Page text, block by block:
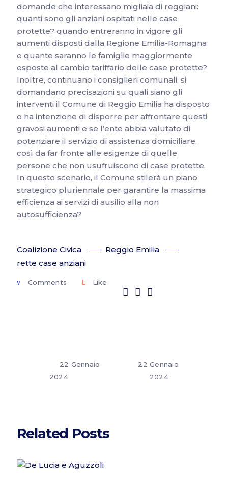
domande che interessano migliaia di reggiani:
quanti sono gli anziani ospitati nelle case
protette? quando entreranno in vigore gli
aumenti disposti dalla Regione Emilia-Romagna
e quante saranno le famiglie maggiormente
esposte al cambio tariffario delle case protette?
Inoltre, continuano i consiglieri comunali, si
domandano precisazioni su quali siano gli
interventi il Comune di Reggio Emilia ha disposto
o ha intenzione di disporre per affrontare questi
gravosi aumenti e se l’ente abbia valutato di
potenziare il servizio di assistenza domiciliare,
così da far fronte alle esigenze di quelle
persone che non usufruiscono di case protette.
In questo scenario, il Comune stilerà un piano
strategico pluriennale per garantire la massima
efficienza ai servizi di ausilio alla non
autosufficienza?
Coalizione Civica
Reggio Emilia
rette case anziani
Comments Like
22 Gennaio
2024
22 Gennaio
2024
Related Posts